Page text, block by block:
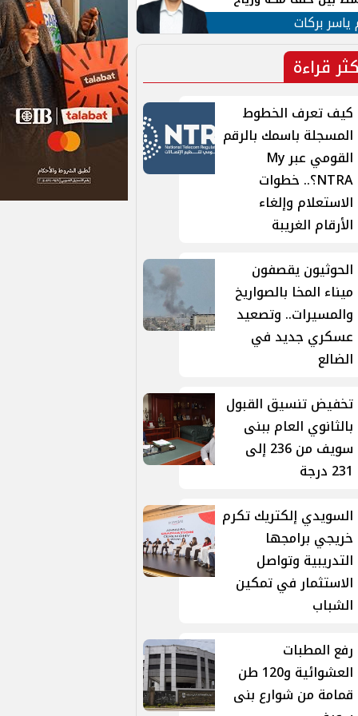
ياسر بركات
قراءة
كيف تعرف الخطوط
المسجلة باسمك بالرقم
القومي عبر My
NTRA؟.. خطوات
الاستعلام وإلغاء
الأرقام الغريبة
الحوثيون يقصفون
ميناء المخا بالصواريخ
والمسيرات.. وتصعيد
عسكري جديد في
الضالع
تخفيض تنسيق القبول
بالثانوي العام ببنى
سويف من 236 إلى
231 درجة
السويدي إلكتريك تكرم
خريجي برامجها
التدريبية وتواصل
الاستثمار في تمكين
الشباب
رفع المطبات
العشوائية و120 طن
قمامة من شوارع بنى